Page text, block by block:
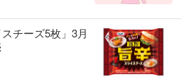
チーズ5枚」3月